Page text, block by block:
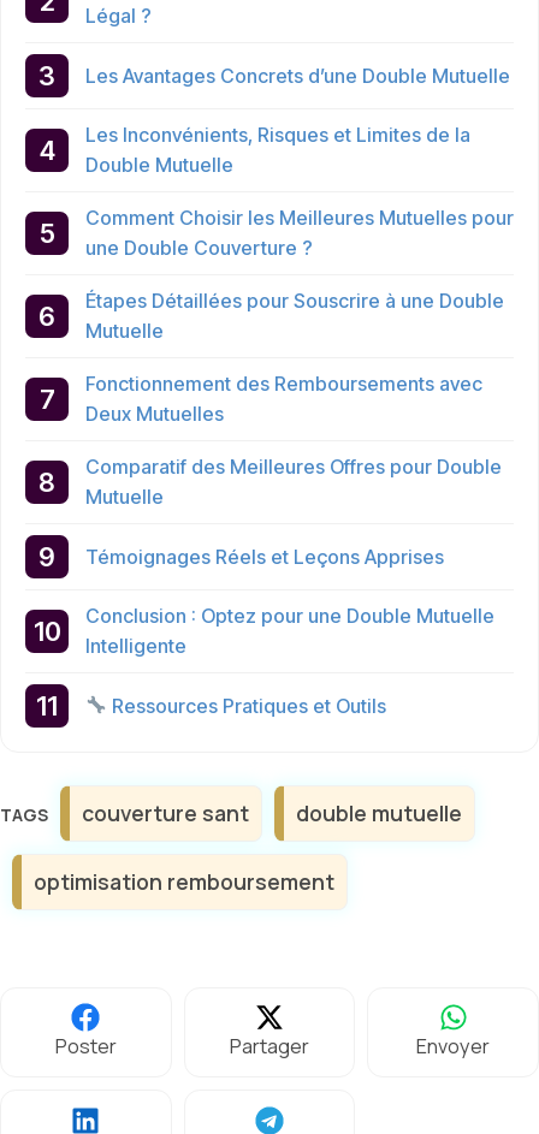
Légal ?
Les Avantages Concrets d’une Double Mutuelle
Les Inconvénients, Risques et Limites de la
Double Mutuelle
Comment Choisir les Meilleures Mutuelles pour
une Double Couverture ?
Étapes Détaillées pour Souscrire à une Double
Mutuelle
Fonctionnement des Remboursements avec
Deux Mutuelles
Comparatif des Meilleures Offres pour Double
Mutuelle
Témoignages Réels et Leçons Apprises
Conclusion : Optez pour une Double Mutuelle
Intelligente
Ressources Pratiques et Outils
Étiquettes
couverture sant double mutuelle
optimisation remboursement
Poster Partager Envoyer